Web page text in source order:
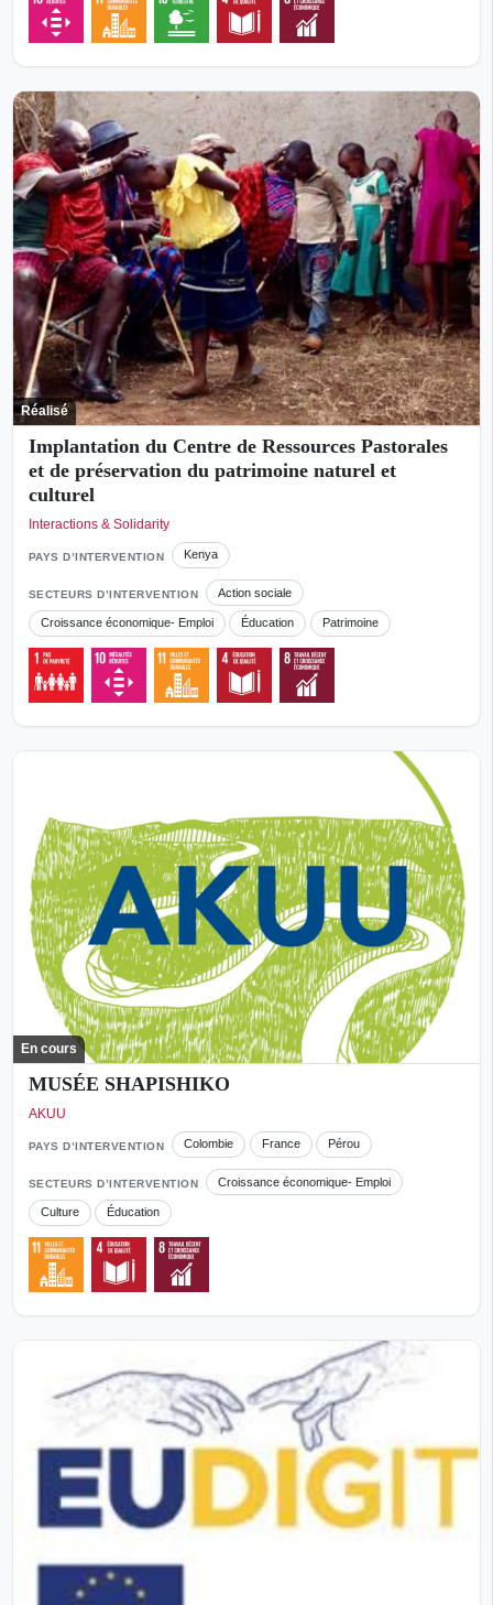
Réalisé
Implantation du Centre de Ressources Pastorales
et de préservation du patrimoine naturel et
culturel
Interactions & Solidarity
PAYS D’INTERVENTION Kenya
SECTEURS D’INTERVENTION Action sociale
Croissance économique- Emploi Éducation Patrimoine
En cours
MUSÉE SHAPISHIKO
AKUU
PAYS D’INTERVENTION Colombie France Pérou
SECTEURS D’INTERVENTION Croissance économique- Emploi
Culture Éducation